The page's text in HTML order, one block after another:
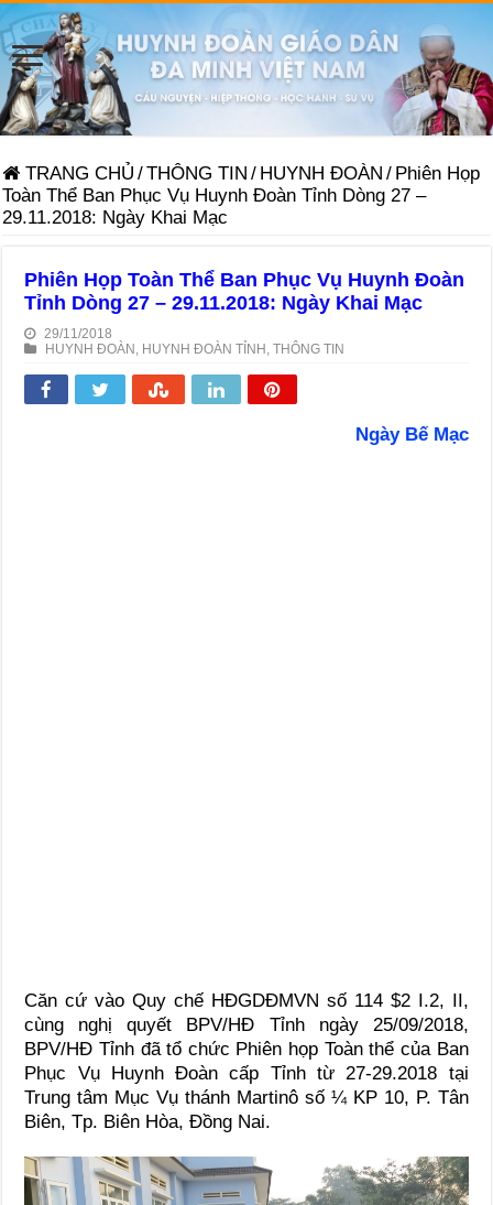
TRANG CHỦ /THÔNG TIN / HUYNH ĐOÀN / Phiên Họp
Toàn Thể Ban Phục Vụ Huynh Đoàn Tỉnh Dòng 27 –
29.11.2018: Ngày Khai Mạc
Phiên Họp Toàn Thể Ban Phục Vụ Huynh Đoàn
Tỉnh Dòng 27 – 29.11.2018: Ngày Khai Mạc
29/11/2018
HUYNH ĐOÀN HUYNH ĐOÀN TỈNH ,THÔNG TIN
Ngày Bế Mạc
Căn cứ vào Quy chế HĐGDĐMVN số 114 $2 I.2, II,
cùng nghị quyết BPV/HĐ Tỉnh ngày 25/09/2018,
BPV/HĐ Tỉnh đã tổ chức Phiên họp Toàn thể của Ban
Phục Vụ Huynh Đoàn cấp Tỉnh từ 27-29.2018 tại
Trung tâm Mục Vụ thánh Martinô số ¼ KP 10, P. Tân
Biên, Tp. Biên Hòa, Đồng Nai.